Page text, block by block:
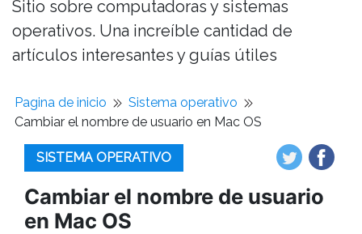
Sitio sobre computadoras y sistemas
operativos. Una increíble cantidad de
artículos interesantes y guías útiles
Pagina de inicio
Sistema operativo
Cambiar el nombre de usuario en Mac OS
SISTEMA OPERATIVO
Cambiar el nombre de usuario
en Mac OS